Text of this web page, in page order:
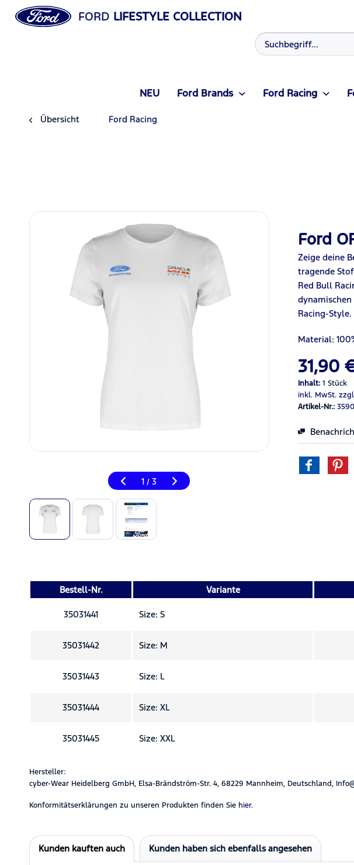
FORD LIFESTYLE COLLECTION
NEU Ford Brands Ford Racing
Übersicht Ford Racing
1 / 3
Ford
Zeige deine
tragende
Red Bull
Racing-Style.
Material:
31,90
Inhalt:1 Stück
inkl. MwSt.
Artikel-Nr.:
Bestell-Nr. Variante
35031441 Size: S
35031442 Size: M
35031443 Size: L
35031444 Size: XL
35031445 Size: XXL
Hersteller:
cyber-Wear Heidelberg GmbH, Elsa-Brändström-Str. 4, 68229 Mannheim, Deutschland,
Konformitätserklärungen zu unseren Produkten finden Sie hier.
Kunden kauften auch Kunden haben sich ebenfalls angesehen